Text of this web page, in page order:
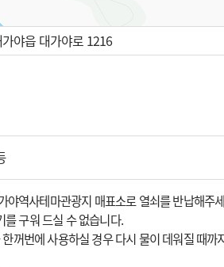
야읍 대가야로 1216
역사테마관광지 매표소로 열쇠를 반납해주
구워 드실 수 없습니다.
꺼번에 사용하실 경우 다시 물이 데워질 때까